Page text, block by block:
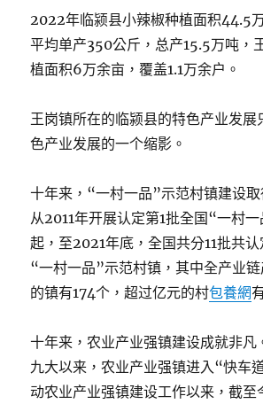
2022年临颍县小辣椒种植面积44.5
平均单产350公斤，总产15.5万吨，
植面积6万余亩，覆盖1.1万余户。
王岗镇所在的临颍县的特色产业发展
色产业发展的一个缩影。
十年来，“一村一品”示范村镇建设取
从2011年开展认定第1批全国“一村
起，至2021年底，全国共分11批共
“一村一品”示范村镇，其中全产业
的镇有174个，超过亿元的村包養網
十年来，农业产业强镇建设成就非凡
九大以来，农业产业强镇进入“快车
动农业产业强镇建设工作以来，截至